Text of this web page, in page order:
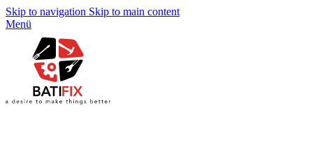
Skip to navigation Skip to main content
Menü